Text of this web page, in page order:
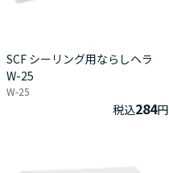
SCF シーリング用ならしヘラ
W-25
W-25
税込284円